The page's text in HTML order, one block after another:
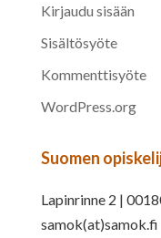
Kirjaudu sisään
Sisältösyöte
Kommenttisyöte
WordPress.org
Suomen
Lapinrinne 2 |
samok(at)samok.fi